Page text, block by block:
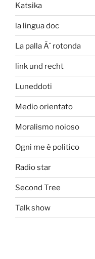
Katsika
la lingua doc
La palla Ã¨ rotonda
link und recht
Luneddoti
Medio orientato
Moralismo noioso
Ogni me è politico
Radio star
Second Tree
Talk show